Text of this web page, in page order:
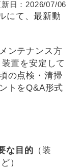
2026/07/06
にて、最新動
ンテナンス方
置を安定して
の点検・清掃
トをQ&A形式
な目的 （装
）